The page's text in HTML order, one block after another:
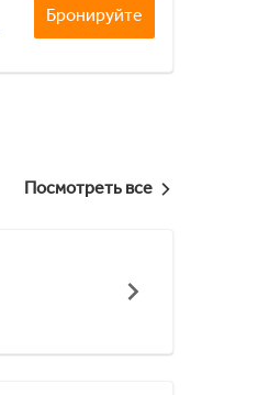
Бронируйте
Посмотреть все